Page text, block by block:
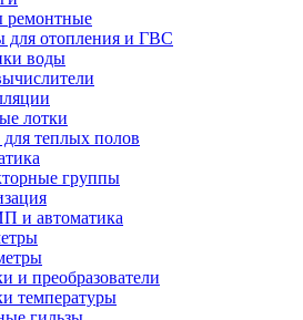
для отопления и ГВС
воды
лотки
теплых полов
группы
и автоматика
и преобразователи
температуры